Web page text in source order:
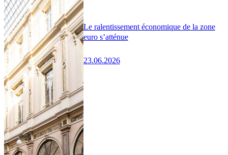
Le ralentissement économique de la zone
euro s’atténue
23.06.2026